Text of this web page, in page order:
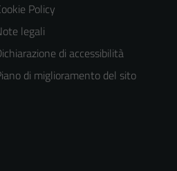
Policy
legali
di accessibilità
di miglioramento del sito